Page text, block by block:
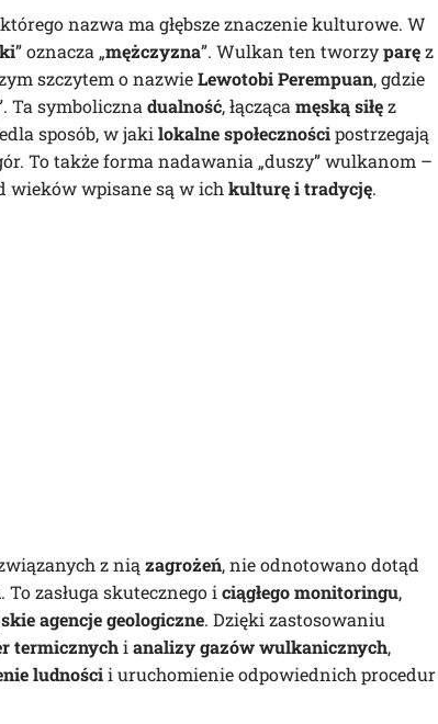
nazwa ma głębsze znaczenie kulturowe. W
” oznacza „mężczyzna”. Wulkan ten tworzyparęz
szczytem o nazwieLewotobi Perempuan, gdzie
Ta symboliczna dualność, łącząca męską siłęz
sposób, w jaki lokalne społecznościpostrzegają
To także forma nadawania „duszy” wulkanom –
wieków wpisane są w ich kulturę i tradycję.
z nią zagrożeń, nie odnotowano dotąd
. To zasługa skutecznego i ciągłego monitoringu,
agencje geologiczne. Dzięki zastosowaniu
termicznychi analizy gazów wulkanicznych,
ludnościi uruchomienie odpowiednich procedur